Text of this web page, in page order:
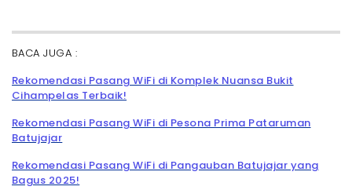
BACA JUGA :
Rekomendasi Pasang WiFi di Komplek Nuansa Bukit
Cihampelas Terbaik!
Rekomendasi Pasang WiFi di Pesona Prima Pataruman
Batujajar
Rekomendasi Pasang WiFi di Pangauban Batujajar yang
Bagus 2025!